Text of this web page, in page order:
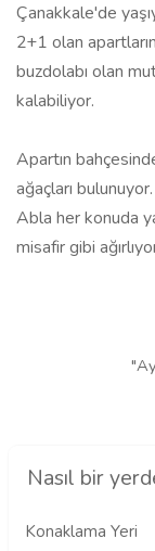
Çanakkale'de
2+1 olan
buzdolabı olan
kalabiliyor.
Apartın
ağaçları
Abla her konuda
misafir gibi
Nasıl bir
Konaklama Yeri